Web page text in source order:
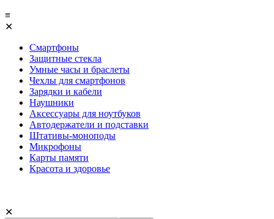
≡
✕
Смартфоны
Защитные стекла
Умные часы и браслеты
Чехлы для смартфонов
Зарядки и кабели
Наушники
Аксессуары для ноутбуков
Автодержатели и подставки
Штативы-моноподы
Микрофоны
Карты памяти
Красота и здоровье
✕